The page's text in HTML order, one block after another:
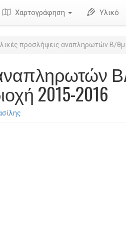
Χαρτογράφηση Υλικό
προσλήψεις αναπληρωτών Β/
2015-2016